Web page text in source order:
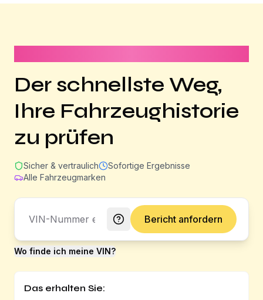
Der schnellste Weg,
Ihre Fahrzeughistorie
zu prüfen
Sicher & vertraulich
Sofortige Ergebnisse
Alle Fahrzeugmarken
Bericht anfordern
Wo finde ich meine VIN?
Das erhalten Sie: